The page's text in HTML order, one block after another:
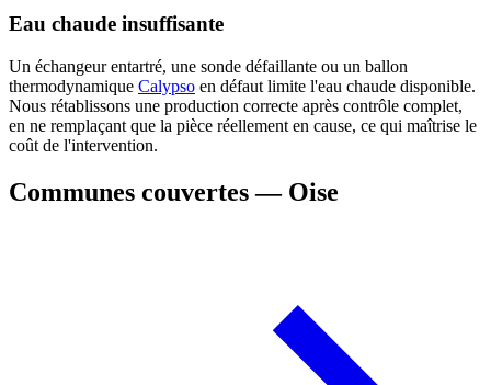
Eau chaude insuffisante
Un échangeur entartré, une sonde défaillante ou un ballon
thermodynamique Calypso en défaut limite l'eau chaude disponible.
Nous rétablissons une production correcte après contrôle complet,
en ne remplaçant que la pièce réellement en cause, ce qui maîtrise le
coût de l'intervention.
Communes couvertes — Oise